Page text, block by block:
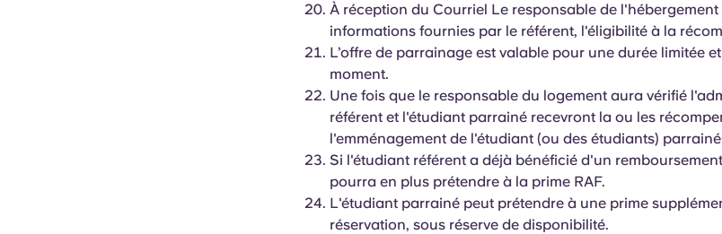
À réception du Courriel Le responsable de
informations fournies par le référent, l'éligibilité à la
L’offre de parrainage est valable pour une durée limitée
moment.
Une fois que le responsable du logement aura vérifié
référent et l'étudiant parrainé recevront la ou les
l'emménagement de l'étudiant (ou des étudiants)
Si l'étudiant référent a déjà bénéficié d'un
pourra en plus prétendre à la prime RAF.
L'étudiant parrainé peut prétendre à une prime
réservation, sous réserve de disponibilité.